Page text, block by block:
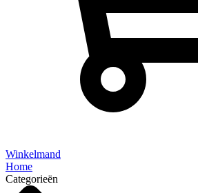
Winkelmand
Home
Categorieën